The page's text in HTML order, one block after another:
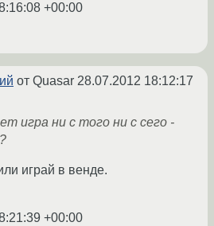
+00:00
от Quasar 28.07.2012 18:12:17
игра ни с того ни с сего -
играй в венде.
+00:00